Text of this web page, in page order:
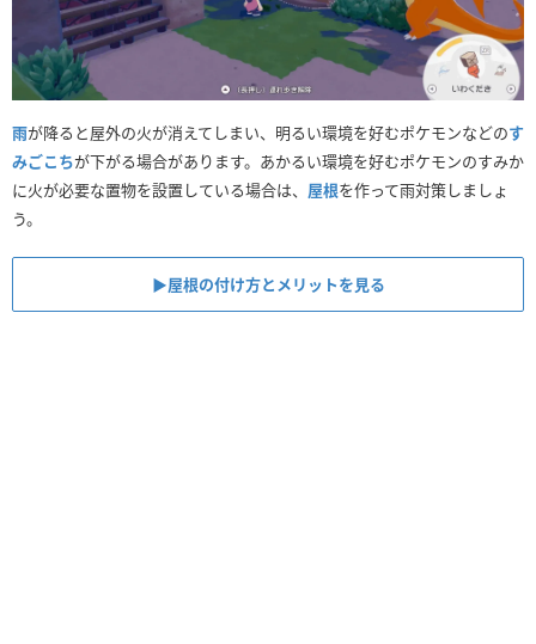
雨が降ると屋外の火が消えてしまい、明るい環境を好むポケモンなどのす
みごこちが下がる場合があります。あかるい環境を好むポケモンのすみか
に火が必要な置物を設置している場合は、 屋根を作って雨対策しましょ
う。
▶︎屋根の付け方とメリットを見る